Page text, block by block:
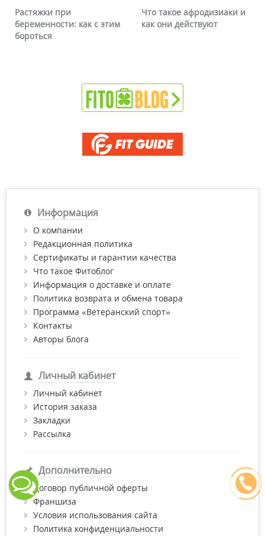
Что такое афродизиаки и
как они действуют
Почему краснеет лицо и
можно ли это убрать
Информация
О компании
Редакционная политика
Сертификаты и гарантии качества
Что такое Фитоблог
Информация о доставке и оплате
Политика возврата и обмена товара
Программа «Ветеранский спорт»
Контакты
Авторы блога
Личный кабинет
Личный кабинет
История заказа
Закладки
Рассылка
Дополнительно
Договор публичной оферты
Франшиза
Условия использования сайта
Политика конфиденциальности